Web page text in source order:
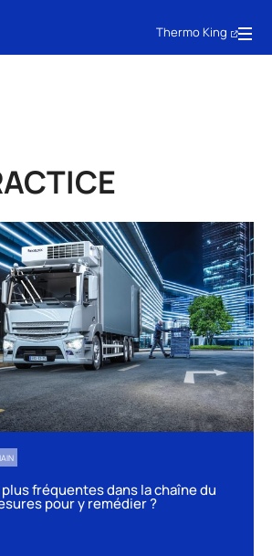
Thermo King
fréquentes dans la chaîne du
pour y remédier ?